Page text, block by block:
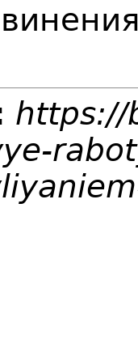
https://